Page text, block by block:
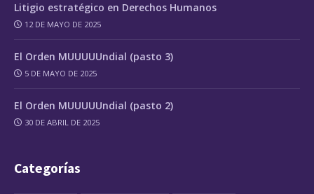
Litigio estratégico en Derechos Humanos
12 DE MAYO DE 2025
El Orden MUUUUUndial (pasto 3)
5 DE MAYO DE 2025
El Orden MUUUUUndial (pasto 2)
30 DE ABRIL DE 2025
Categorías